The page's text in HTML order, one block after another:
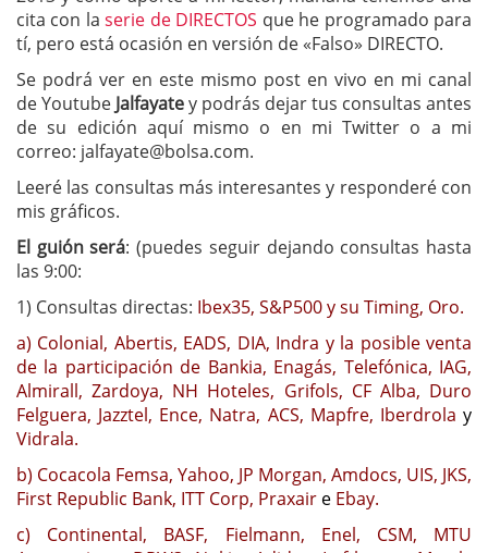
cita con laserie de DIRECTOS que he programado para
tí, pero está ocasión en versión de «Falso» DIRECTO.
Se podrá ver en este mismo post en vivo en mi canal
de Youtube Jalfayatey podrás dejar tus consultas antes
de su edición aquí mismo o en mi Twitter o a mi
correo: jalfayate@bolsa.com.
Leeré las consultas más interesantes y responderé con
mis gráficos.
El guión será: (puedes seguir dejando consultas hasta
las 9:00:
1) Consultas directas: Ibex35, S&P500 y su Timing, Oro.
a) Colonial, Abertis, EADS, DIA, Indra y la posible venta
de la participación de Bankia, Enagás, Telefónica, IAG,
Almirall, Zardoya, NH Hoteles, Grifols, CF Alba, Duro
Felguera, Jazztel, Ence, Natra, ACS, Mapfre, Iberdrola y
Vidrala.
b) Cocacola Femsa, Yahoo, JP Morgan, Amdocs, UIS, JKS,
First Republic Bank, ITT Corp, Praxair e Ebay.
c) Continental, BASF, Fielmann, Enel, CSM, MTU